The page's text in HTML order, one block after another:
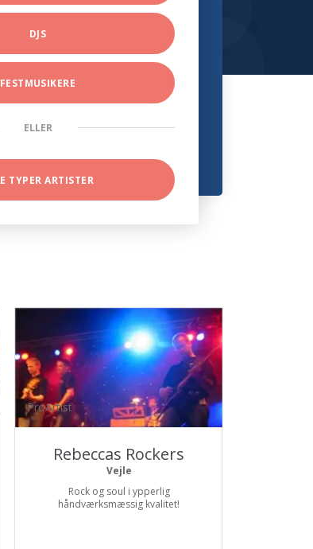
DJS
FESTMUSIKERE
ELLER
TYPER ARTISTER
ProArtist
Rebeccas Rockers
Vejle
Rock og soul i ypperlig
håndværksmæssig kvalitet!